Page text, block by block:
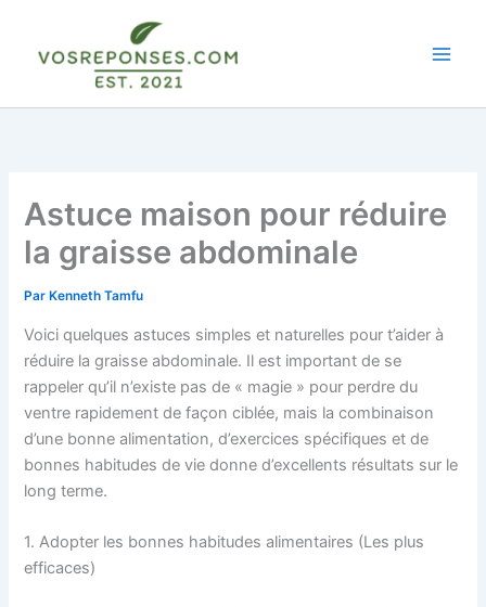
contenu
Astuce maison pour réduire
la graisse abdominale
Par Kenneth Tamfu
Voici quelques astuces simples et naturelles pour t’aider à
réduire la graisse abdominale. Il est important de se
rappeler qu’il n’existe pas de « magie » pour perdre du
ventre rapidement de façon ciblée, mais la combinaison
d’une bonne alimentation, d’exercices spécifiques et de
bonnes habitudes de vie donne d’excellents résultats sur le
long terme.
1. Adopter les bonnes habitudes alimentaires (Les plus
efficaces)